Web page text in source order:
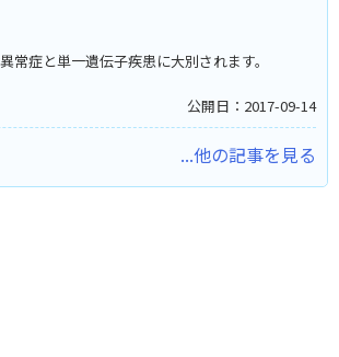
常症と単一遺伝子疾患に大別されます。
公開日：2017-09-14
...他の記事を見る